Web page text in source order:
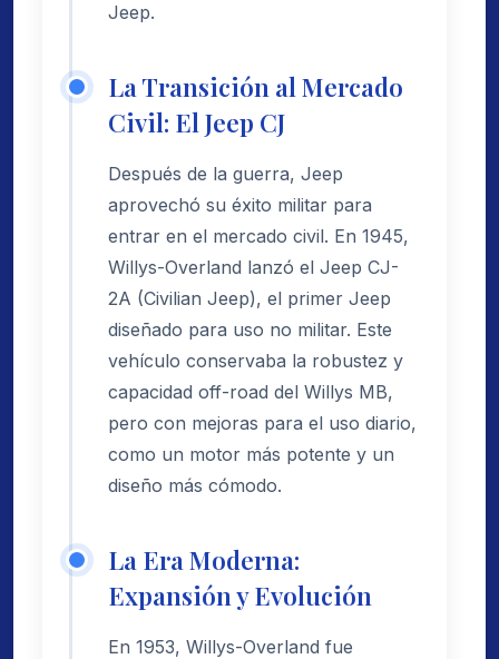
Jeep.
La Transición al Mercado
Civil: El Jeep CJ
Después de la guerra, Jeep
aprovechó su éxito militar para
entrar en el mercado civil. En 1945,
Willys-Overland lanzó el Jeep CJ-
2A (Civilian Jeep), el primer Jeep
diseñado para uso no militar. Este
vehículo conservaba la robustez y
capacidad off-road del Willys MB,
pero con mejoras para el uso diario,
como un motor más potente y un
diseño más cómodo.
La Era Moderna:
Expansión y Evolución
En 1953, Willys-Overland fue